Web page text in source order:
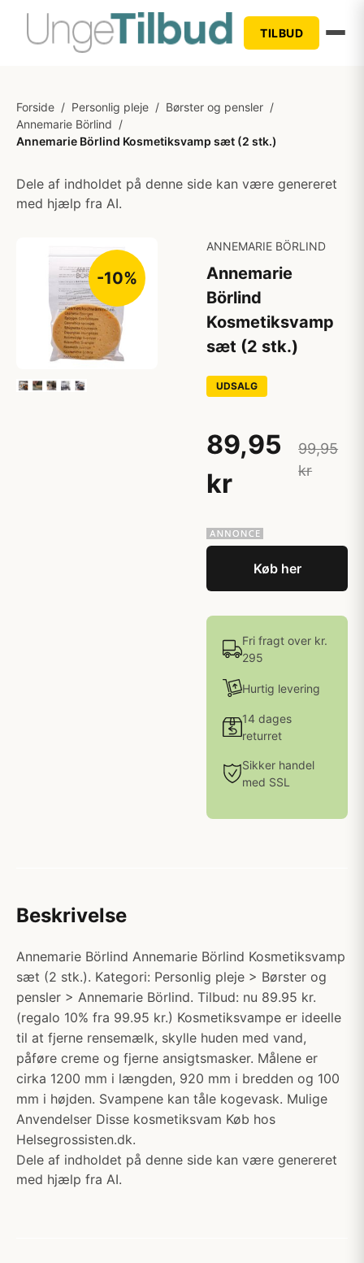
TILBUD
Forside / Personlig pleje / Børster og pensler /
Annemarie Börlind /
Annemarie Börlind Kosmetiksvamp sæt (2 stk.)
Dele af indholdet på denne side kan være genereret
med hjælp fra AI.
-10%
ANNEMARIE BÖRLIND
Annemarie
Börlind
Kosmetiksvamp
sæt (2 stk.)
UDSALG
89,95
kr
99,95
kr
Køb her
Fri fragt over kr.
295
Hurtig levering
14 dages
returret
Sikker handel
med SSL
Beskrivelse
Annemarie Börlind Annemarie Börlind Kosmetiksvamp
sæt (2 stk.). Kategori: Personlig pleje > Børster og
pensler > Annemarie Börlind. Tilbud: nu 89.95 kr.
(regalo 10% fra 99.95 kr.) Kosmetiksvampe er ideelle
til at fjerne rensemælk, skylle huden med vand,
påføre creme og fjerne ansigtsmasker. Målene er
cirka 1200 mm i længden, 920 mm i bredden og 100
mm i højden. Svampene kan tåle kogevask. Mulige
Anvendelser Disse kosmetiksvam Køb hos
Helsegrossisten.dk.
Dele af indholdet på denne side kan være genereret
med hjælp fra AI.